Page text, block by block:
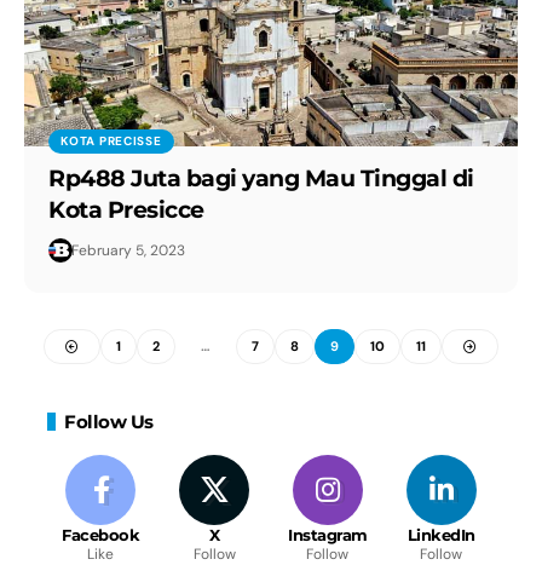
KOTA PRECISSE
Rp488 Juta bagi yang Mau Tinggal di
Kota Presicce
February 5, 2023
1 2 … 7 8 9 10 11
Follow Us
Facebook
Like
X
Follow
Instagram
Follow
LinkedIn
Follow